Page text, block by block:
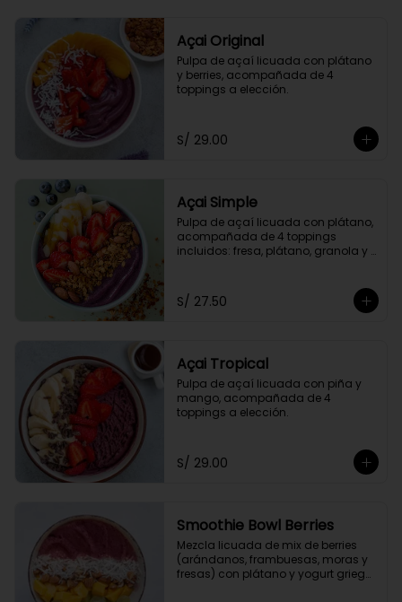
Açai Original
Pulpa de açaí licuada con plátano
y berries, acompañada de 4
toppings a elección.
S/ 29.00
Açai Simple
Pulpa de açaí licuada con plátano,
acompañada de 4 toppings
incluidos: fresa, plátano, granola y
S/ 27.50
Açai Tropical
Pulpa de açaí licuada con piña y
mango, acompañada de 4
toppings a elección.
S/ 29.00
Smoothie Bowl Berries
Mezcla licuada de mix de berries
(arándanos, frambuesas, moras y
fresas) con plátano y yogurt griego